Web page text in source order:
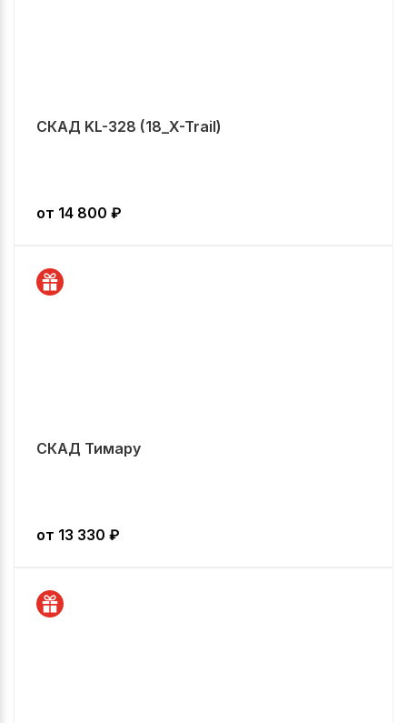
СКАД KL-328 (18_X-Trail)
от 14 800 ₽
СКАД Тимару
от 13 330 ₽